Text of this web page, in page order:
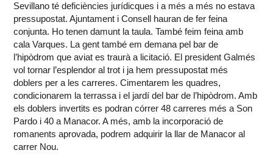
Sevillano té deficiències jurídicques i a més a més no estava
pressupostat. Ajuntament i Consell hauran de fer feina
conjunta. Ho tenen damunt la taula. També feim feina amb
cala Varques. La gent també em demana pel bar de
l’hipòdrom que aviat es traurà a licitació. El president Galmés
vol tornar l’esplendor al trot i ja hem pressupostat més
doblers per a les carreres. Cimentarem les quadres,
condicionarem la terrassa i el jardí del bar de l’hipòdrom. Amb
els doblers invertits es podran córrer 48 carreres més a Son
Pardo i 40 a Manacor. A més, amb la incorporació de
romanents aprovada, podrem adquirir la llar de Manacor al
carrer Nou.